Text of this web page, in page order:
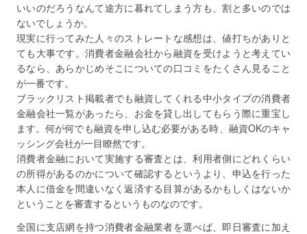
いいのだろうなんて途方に暮れてしまう方も、割と多いのでは
ないでしょうか。
現実に行ってみた人々のストレートな感想は、値打ちがありと
ても大事です。消費者金融会社から融資を受けようと考えてい
るなら、あらかじめそこについての口コミをたくさん見ること
が一番です。
ブラックリスト掲載者でも融資してくれる中小タイプの消費者
金融会社一覧があったら、お金を貸し出してもらう際に重宝し
ます。何が何でも融資を申し込む必要がある時、融資OKのキャ
ッシング会社が一目瞭然です。
消費者金融において実施する審査とは、利用者側にどれくらい
の所得があるのかについて確認するというより、申込を行った
本人に借金を間違いなく返済する目算があるかもしくはないか
ということを審査するというものなのです。
全国に支店網を持つ消費者金融業者を選べば、即日審査に加え